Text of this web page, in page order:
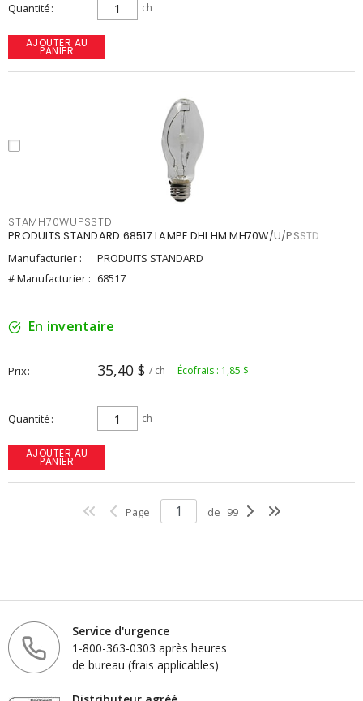
Quantité ch
AJOUTER AU
PANIER
STAMH70WUPSSTD
PRODUITS STANDARD 68517 LAMPE DHI HM MH70W/U/PSSTD
Manufacturier :
PRODUITS STANDARD
# Manufacturier : 68517
En inventaire
Prix 35,40 $ / ch Écofrais : 1,85 $
Quantité ch
AJOUTER AU
PANIER
Page de 99
Service d'urgence
1-800-363-0303 après heures
de bureau (frais applicables)